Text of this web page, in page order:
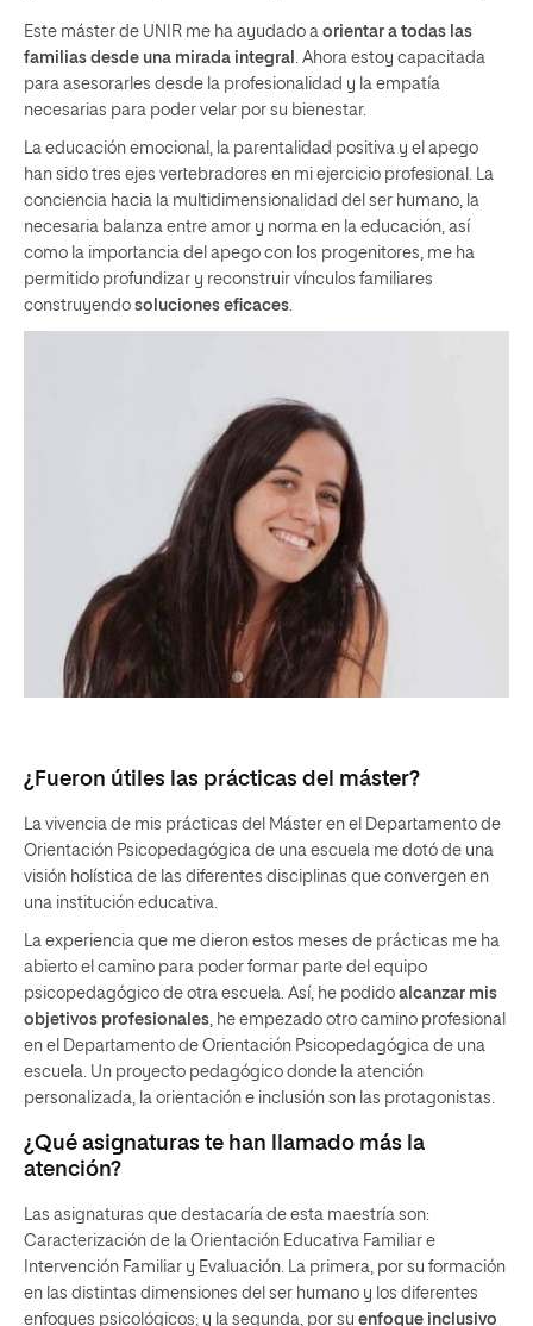
Este máster de UNIR me ha ayudado a orientar a todas las
familias desde una mirada integral
. Ahora estoy capacitada
para asesorarles desde la profesionalidad y la empatía
necesarias para poder velar por su bienestar.
La educación emocional, la parentalidad positiva y el apego
han sido tres ejes vertebradores en mi ejercicio profesional. La
conciencia hacia la multidimensionalidad del ser humano, la
necesaria balanza entre amor y norma en la educación, así
como la importancia del apego con los progenitores, me ha
permitido profundizar y reconstruir vínculos familiares
construyendo soluciones eficaces
¿Fueron útiles las prácticas del máster?
La vivencia de mis prácticas del Máster en el Departamento de
Orientación Psicopedagógica de una escuela me dotó de una
visión holística de las diferentes disciplinas que convergen en
una institución educativa.
La experiencia que me dieron estos meses de prácticas me ha
abierto el camino para poder formar parte del equipo
psicopedagógico de otra escuela. Así, he podido alcanzar mis
objetivos profesionales, he empezado otro camino profesional
en el Departamento de Orientación Psicopedagógica de una
escuela. Un proyecto pedagógico donde la atención
personalizada, la orientación e inclusión son las protagonistas.
¿Qué asignaturas te han llamado más la
atención?
Las asignaturas que destacaría de esta maestría son:
Caracterización de la Orientación Educativa Familiar e
Intervención Familiar y Evaluación. La primera, por su formación
en las distintas dimensiones del ser humano y los diferentes
enfoques psicológicos; y la segunda, por su enfoque inclusivo